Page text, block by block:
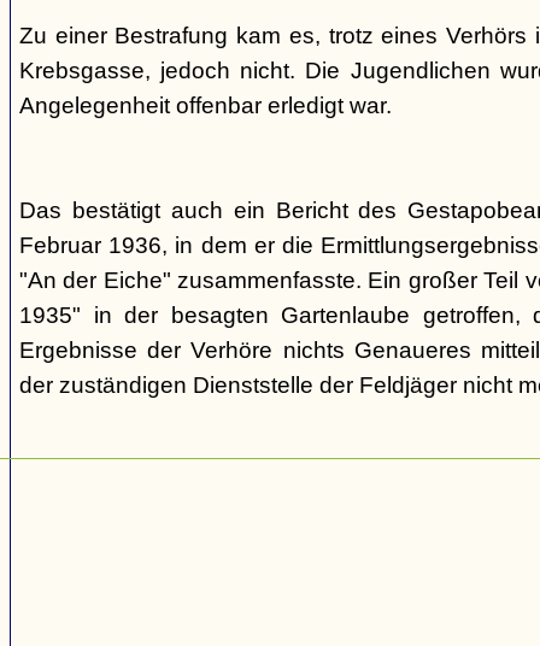
Zu einer Bestrafung kam es, trotz eines Verhörs
Krebsgasse, jedoch nicht. Die Jugendlichen
Angelegenheit offenbar erledigt war.
Das bestätigt auch ein Bericht des
Februar 1936, in dem er die
"An der Eiche" zusammenfasste. Ein großer Teil
1935" in der besagten Gartenlaube
Ergebnisse der Verhöre nichts Genaueres
der zuständigen Dienststelle der Feldjäger nicht